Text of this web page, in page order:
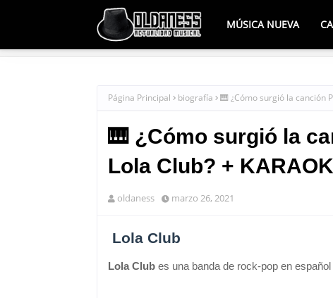
MÚSICA NUEVA
Página Principal biografía 🎹 ¿Cómo surgió la canción
🎹 ¿Cómo surgió la
Lola Club? +
oldaness marzo 26, 2021
Lola Club
Lola Club es una banda de rock-pop en